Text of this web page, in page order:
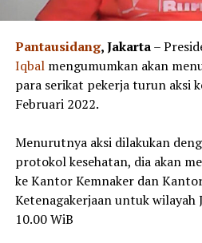
Pantausidang, Jakarta–
Iqbalmengumumkan akan
para serikat pekerja turun aksi
Februari 2022.
Menurutnya aksi dilakukan
protokol kesehatan, dia akan
ke Kantor Kemnaker dan
Ketenagakerjaan untuk wilayah
10.00 WiB